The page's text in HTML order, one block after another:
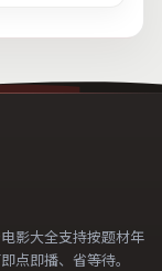
影大全支持按题材年
点即播、省等待。